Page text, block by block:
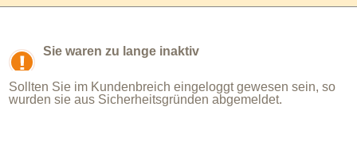
Sie waren zu lange inaktiv
Sollten Sie im Kundenbreich eingeloggt gewesen sein, so
wurden sie aus Sicherheitsgründen abgemeldet.